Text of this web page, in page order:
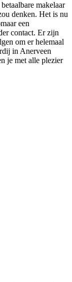
makelaar
denken. Het is nu
een
contact. Er zijn
om er helemaal
in Anerveen
je met alle plezier